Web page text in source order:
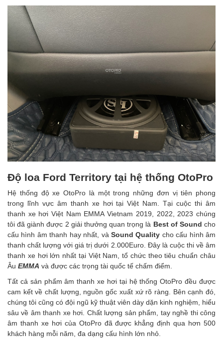
Độ loa Ford Territory tại hệ thống OtoPro
Hệ thống độ xe OtoPro là một trong những đơn vị tiên phong
trong lĩnh vực âm thanh xe hơi tại Việt Nam. Tại cuộc thi âm
thanh xe hơi Việt Nam EMMA Vietnam 2019, 2022, 2023 chúng
tôi đã giành được 2 giải thưởng quan trọng là Best of Sound cho
cấu hình âm thanh hay nhất, và Sound Quality cho cấu hình âm
thanh chất lượng với giá trị dưới 2.000Euro. Đây là cuộc thi về âm
thanh xe hơi lớn nhất tại Việt Nam, tổ chức theo tiêu chuẩn châu
Âu EMMA và được các trọng tài quốc tế chấm điểm.
Tất cả sản phẩm âm thanh xe hơi tại hệ thống OtoPro đều được
cam kết về chất lượng, nguồn gốc xuất xứ rõ ràng. Bên cạnh đó,
chúng tôi cũng có đội ngũ kỹ thuật viên dày dặn kinh nghiệm, hiểu
sâu về âm thanh xe hơi. Chất lượng sản phẩm, tay nghề thi công
âm thanh xe hơi của OtoPro đã được khẳng định qua hơn 500
khách hàng mỗi năm, đa dạng cấu hình lớn nhỏ.